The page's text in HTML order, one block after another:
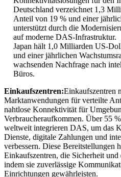
Deutschland verzeichnet 1,3
Anteil von 19 % und einer
unterstützt durch die
auf moderne DAS-Infrastruktur.
Japan hält 1,0 Milliarden US-
und einer jährlichen
wachsenden Nachfrage nach
Büros.
Einkaufszentren:Einkaufszentren
Marktanwendungen für verteilte
nahtlose Konnektivität für
Verbraucheraufkommen. Über 55
weltweit integrieren DAS, um das
Dienste, digitale Zahlungen und
verbessern. Diese Bereitstellungen
Einkaufszentren, die Sicherheit und
indem sie zuverlässige
Einrichtungen gewährleisten.